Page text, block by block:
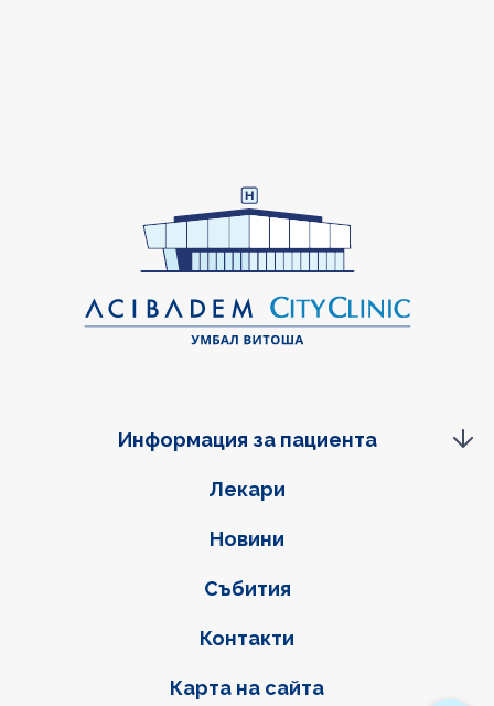
Фуутер навигация
Лекари
Новини
Събития
Контакти
Карта на сайта
Информация за пациента